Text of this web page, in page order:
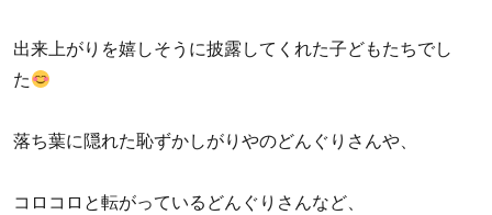
出来上がりを嬉しそうに披露してくれた子どもたちでし
た
落ち葉に隠れた恥ずかしがりやのどんぐりさんや、
コロコロと転がっているどんぐりさんなど、